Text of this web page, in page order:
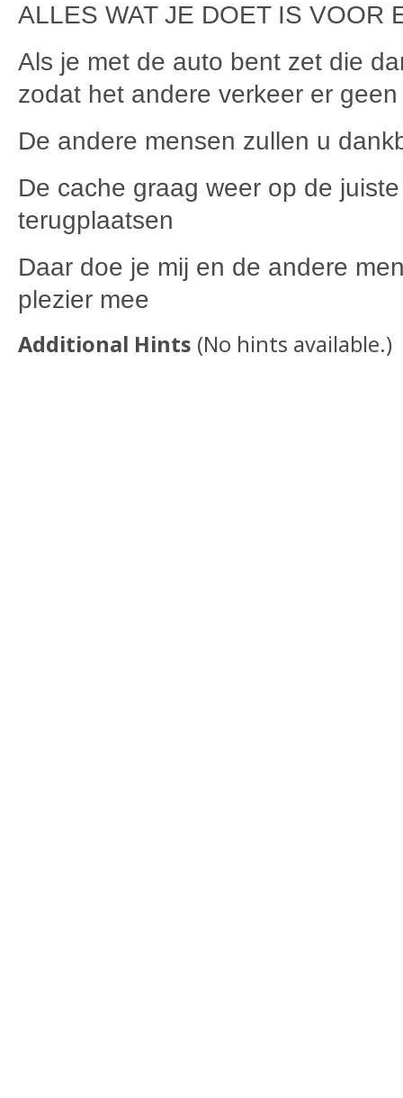
ALLES WAT JE DOET IS VOOR
Als je met de auto bent zet die
zodat het andere verkeer er
De andere mensen zullen u
De cache graag weer op de
terugplaatsen
Daar doe je mij en de andere
plezier mee
Additional Hints (No hints available.)